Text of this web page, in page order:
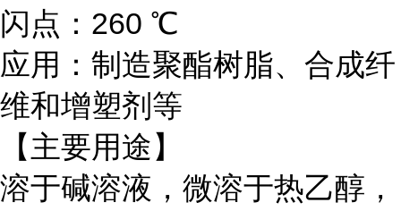
闪点：260 ℃
应用：制造聚酯树脂、合成纤
维和增塑剂等
【主要用途】
溶于碱溶液，微溶于热乙醇，